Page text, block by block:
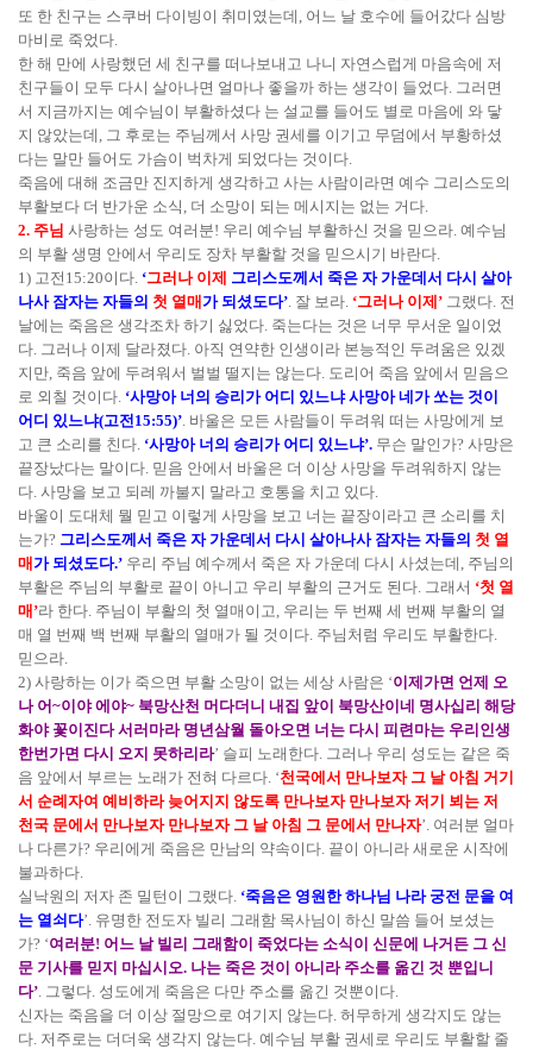
또 한 친구는 스쿠버 다이빙이 취미였는데, 어느 날 호수에 들어갔다 심방
마비로 죽었다.
한 해 만에 사랑했던 세 친구를 떠나보내고 나니 자연스럽게 마음속에 저
친구들이 모두 다시 살아나면 얼마나 좋을까 하는 생각이 들었다. 그러면
서 지금까지는 예수님이 부활하셨다 는 설교를 들어도 별로 마음에 와 닿
지 않았는데, 그 후로는 주님께서 사망 권세를 이기고 무덤에서 부황하셨
다는 말만 들어도 가슴이 벅차게 되었다는 것이다.
죽음에 대해 조금만 진지하게 생각하고 사는 사람이라면 예수 그리스도의
부활보다 더 반가운 소식, 더 소망이 되는 메시지는 없는 거다.
2. 주님 사랑하는 성도 여러분! 우리 예수님 부활하신 것을 믿으라. 예수님
의 부활 생명 안에서 우리도 장차 부활할 것을 믿으시기 바란다.
1) 고전15:20이다. ‘그러나 이제 그리스도께서 죽은 자 가운데서 다시 살아
나사 잠자는 자들의 첫 열매가 되셨도다’. 잘 보라. ‘그러나 이제’ 그랬다. 전
날에는 죽음은 생각조차 하기 싫었다. 죽는다는 것은 너무 무서운 일이었
다. 그러나 이제 달라졌다. 아직 연약한 인생이라 본능적인 두려움은 있겠
지만, 죽음 앞에 두려워서 벌벌 떨지는 않는다. 도리어 죽음 앞에서 믿음으
로 외칠 것이다. ‘사망아 너의 승리가 어디 있느냐 사망아 네가 쏘는 것이
어디 있느냐(고전15:55)’. 바울은 모든 사람들이 두려워 떠는 사망에게 보
고 큰 소리를 친다. ‘사망아 너의 승리가 어디 있느냐’. 무슨 말인가? 사망은
끝장났다는 말이다. 믿음 안에서 바울은 더 이상 사망을 두려워하지 않는
다. 사망을 보고 되레 까불지 말라고 호통을 치고 있다.
바울이 도대체 뭘 믿고 이렇게 사망을 보고 너는 끝장이라고 큰 소리를 치
는가? 그리스도께서 죽은 자 가운데서 다시 살아나사 잠자는 자들의 첫 열
매가 되셨도다.’ 우리 주님 예수께서 죽은 자 가운데 다시 사셨는데, 주님의
부활은 주님의 부활로 끝이 아니고 우리 부활의 근거도 된다. 그래서 ‘첫 열
매’라 한다. 주님이 부활의 첫 열매이고, 우리는 두 번째 세 번째 부활의 열
매 열 번째 백 번째 부활의 열매가 될 것이다. 주님처럼 우리도 부활한다.
믿으라.
2) 사랑하는 이가 죽으면 부활 소망이 없는 세상 사람은 ‘이제가면 언제 오
나 어~이야 에야~ 북망산천 머다더니 내집 앞이 북망산이네 명사십리 해당
화야 꽃이진다 서러마라 명년삼월 돌아오면 너는 다시 피련마는 우리인생
한번가면 다시 오지 못하리라’ 슬피 노래한다. 그러나 우리 성도는 같은 죽
음 앞에서 부르는 노래가 전혀 다르다. ‘천국에서 만나보자 그 날 아침 거기
서 순례자여 예비하라 늦어지지 않도록 만나보자 만나보자 저기 뵈는 저
천국 문에서 만나보자 만나보자 그 날 아침 그 문에서 만나자’. 여러분 얼마
나 다른가? 우리에게 죽음은 만남의 약속이다. 끝이 아니라 새로운 시작에
불과하다.
실낙원의 저자 존 밀턴이 그랬다. ‘죽음은 영원한 하나님 나라 궁전 문을 여
는 열쇠다’. 유명한 전도자 빌리 그래함 목사님이 하신 말씀 들어 보셨는
가? ‘여러분! 어느 날 빌리 그래함이 죽었다는 소식이 신문에 나거든 그 신
문 기사를 믿지 마십시오. 나는 죽은 것이 아니라 주소를 옮긴 것 뿐입니
다’. 그렇다. 성도에게 죽음은 다만 주소를 옮긴 것뿐이다.
신자는 죽음을 더 이상 절망으로 여기지 않는다. 허무하게 생각지도 않는
다. 저주로는 더더욱 생각지 않는다. 예수님 부활 권세로 우리도 부활할 줄